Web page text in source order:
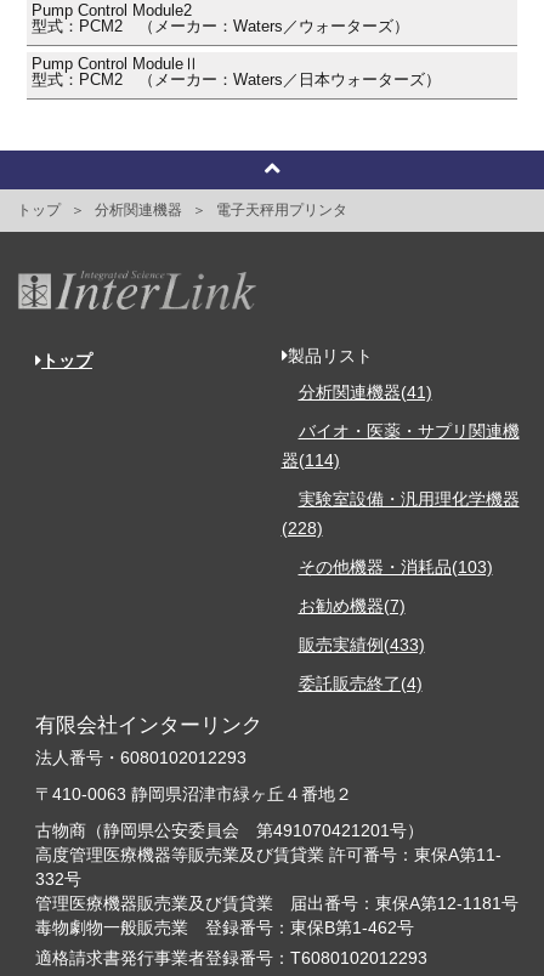
Pump Control Module2
型式：PCM2 （メーカー：Waters／ウォーターズ）
Pump Control ModuleⅡ
型式：PCM2 （メーカー：Waters／日本ウォーターズ）
トップ 分析関連機器 電子天秤用プリンタ
トップ
製品リスト
分析関連機器(41)
バイオ・医薬・サプリ関連機
器(114)
実験室設備・汎用理化学機器
(228)
その他機器・消耗品(103)
お勧め機器(7)
販売実績例(433)
委託販売終了(4)
有限会社インターリンク
法人番号・6080102012293
〒410-0063 静岡県沼津市緑ヶ丘４番地２
古物商（静岡県公安委員会 第491070421201号）
高度管理医療機器等販売業及び賃貸業 許可番号：東保A第11-
332号
管理医療機器販売業及び賃貸業 届出番号：東保A第12-1181号
毒物劇物一般販売業 登録番号：東保B第1-462号
適格請求書発行事業者登録番号：T6080102012293